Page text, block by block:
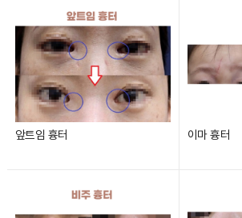
앞트임 흉터 이마 흉터